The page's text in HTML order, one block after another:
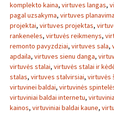
komplekto kaina, virtuves langas,
pagal uzsakyma, virtuves
projektai, virtuves projektas,
rankeneles, virtuvės reikmenys,
remonto pavyzdziai, virtuves sala,
apdaila, virtuves sienu danga,
virtuvės stalai, virtuvės stalai ir
stalas, virtuves stalvirsiai, virtuvės
virtuvinei baldai, virtuvinės
virtuviniai baldai internetu,
kainos, virtuviniai baldai kaune,